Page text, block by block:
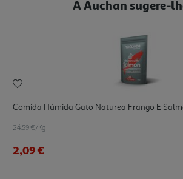
A Auchan sugere-
Comida Húmida Gato Naturea Frango E
24.59 €/Kg
2,09 €